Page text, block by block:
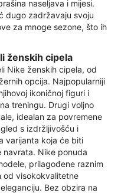
naseljava i mijesi.
dugo zadržavaju svoju
za mnoge sezone, što ih
ženskih cipela
Nike ženskih cipela, od
opcija. Najpopularniji
ikoničnoj figuri i
treningu. Drugi voljno
idealan za povremene
s izdržljivošću i
varijanta koja će biti
navrata. Nike ponuda
prilagođene raznim
od visokokvalitetne
Bez obzira na